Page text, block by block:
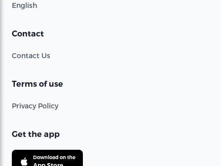
English
Contact
Contact Us
Terms of use
Privacy Policy
Get the app
Download on the